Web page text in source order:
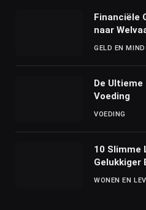
Financiële
naar
GELD EN
De Ultieme
Voeding
VOEDING
10 Slimme
Gelukkiger
WONEN EN